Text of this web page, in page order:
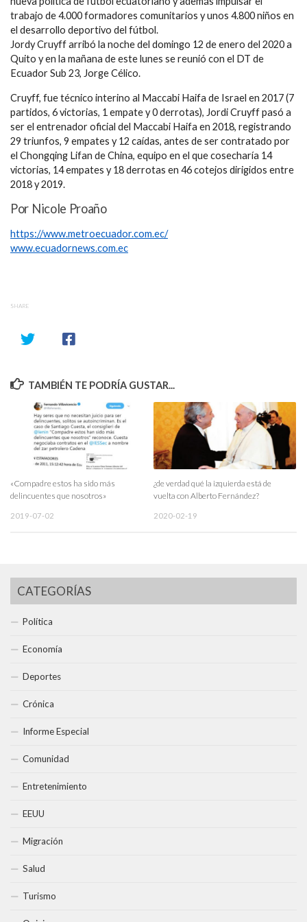
trabajo de 4.000 formadores comunitarios y unos 4.800 niños en
el desarrollo deportivo del fútbol.
Jordy Cruyff arribó la noche del domingo 12 de enero del 2020 a
Quito y en la mañana de este lunes se reunió con el DT de
Ecuador Sub 23, Jorge Célico.
Cruyff, fue técnico interino al Maccabi Haifa de Israel en 2017 (7
partidos, 6 victorias, 1 empate y 0 derrotas), Jordi Cruyff pasó a
ser el entrenador oficial del Maccabi Haifa en 2018, registrando
29 triunfos, 9 empates y 12 caídas, antes de ser contratado por
el Chongqing Lifan de China, equipo en el que cosecharía 14
victorias, 14 empates y 18 derrotas en 46 cotejos dirigidos entre
2018 y 2019.
Por Nicole Proaño
https://www.metroecuador.com.ec/
www.ecuadornews.com.ec
SHARE
TAMBIÉN TE PODRÍA GUSTAR...
«Compadre estos ha sido más
delincuentes que nosotros»
2019-07-02
¿de verdad qué la izquierda está de
vuelta con Alberto Fernández?
2020-02-19
CATEGORÍAS
Política
Economía
Deportes
Crónica
Informe Especial
Comunidad
Entretenimiento
EEUU
Migración
Salud
Turismo